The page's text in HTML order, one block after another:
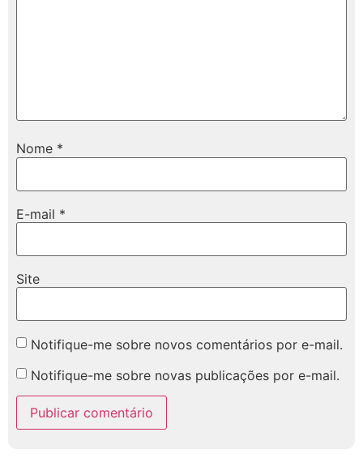
Nome *
E-mail *
Site
Notifique-me sobre novos comentários por e-mail.
Notifique-me sobre novas publicações por e-mail.